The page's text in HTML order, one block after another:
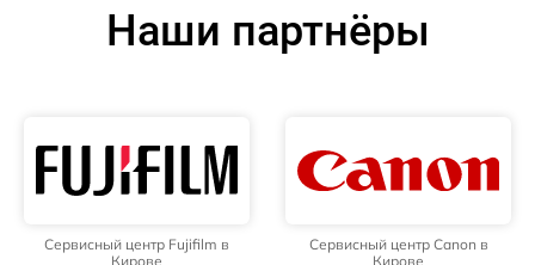
Наши партнёры
Сервисный центр Fujifilm в
Кирове
Сервисный центр Canon в
Кирове